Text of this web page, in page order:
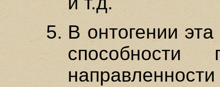
В онтогении
способности